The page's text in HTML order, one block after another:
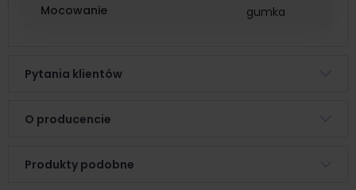
Mocowanie gumka
Pytania klientów
O producencie
Produkty podobne